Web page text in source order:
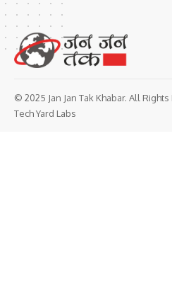
© 2025 Jan Jan Tak Khabar. All
Tech Yard Labs